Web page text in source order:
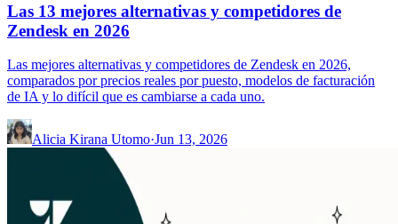
Las 13 mejores alternativas y competidores de
Zendesk en 2026
Las mejores alternativas y competidores de Zendesk en 2026,
comparados por precios reales por puesto, modelos de facturación
de IA y lo difícil que es cambiarse a cada uno.
Alicia Kirana Utomo·Jun 13, 2026